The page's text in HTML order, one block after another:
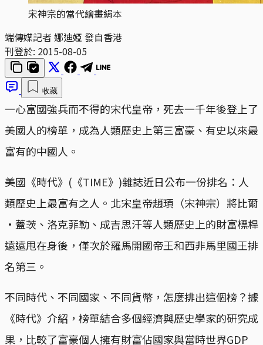
宋神宗的當代繪畫絹本
端傳媒記者 娜迪婭 發自香港
刊登於: 2015-08-05
收藏
一心富國強兵而不得的宋代皇帝，死去一千年後登上了
美國人的榜單，成為人類歷史上第三富豪、有史以來最
富有的中國人。
美國《時代》(《TIME》)雜誌近日公布一份排名：人
類歷史上最富有之人。北宋皇帝趙頊（宋神宗）將比爾
·蓋茨、洛克菲勒、成吉思汗等人類歷史上的財富標桿
遠遠甩在身後，僅次於羅馬開國帝王和西非馬里國王排
名第三。
不同時代、不同國家、不同貨幣，怎麼排出這個榜？據
《時代》介紹，榜單結合多個經濟與歷史學家的研究成
果，比較了富豪個人擁有財富佔國家與當時世界GDP